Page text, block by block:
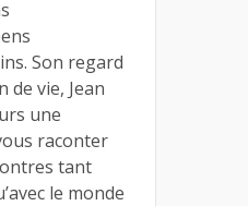
Son regard
de vie, Jean
une
raconter
tant
le monde